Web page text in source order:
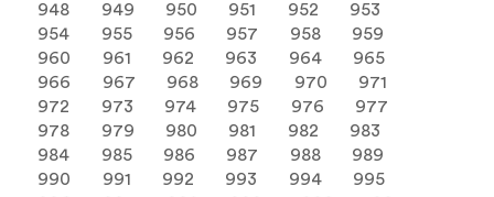
948
949 950 951 952
953
954
955 956 957 958
959
960
961 962 963 964
965
966
967 968 969 970
971
972
973 974 975 976
977
978
979 980 981 982
983
984
985 986 987 988
989
990
991 992 993 994
995